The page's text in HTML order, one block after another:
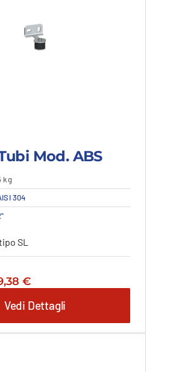
carrello
Mod. ABS
kg
304
SL
€.
€Il
attuale
è:
59,38 €.
Vedi Dettagli